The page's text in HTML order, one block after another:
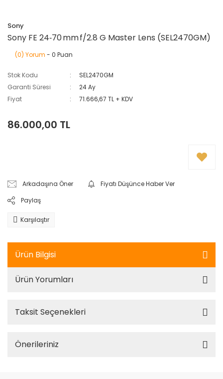
Sony
Sony FE 24‑70 mm f/2.8 G Master Lens (SEL2470GM)
(0) Yorum - 0 Puan
Stok Kodu
SEL2470GM
Garanti Süresi
24 Ay
Fiyat
71.666,67 TL + KDV
86.000,00 TL
Arkadaşına Öner
Fiyatı Düşünce Haber Ver
Paylaş
Karşılaştır
Ürün Bilgisi
Ürün Yorumları
Taksit Seçenekleri
Önerileriniz